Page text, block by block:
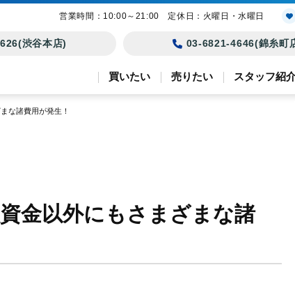
渋谷本店) 03-6821-4646(錦糸町
買いたい 売りたい スタッフ紹
な諸費用が発生！
金以外にもさまざまな諸
営業時間：10:00～21:00 定休日：火曜日・水曜日